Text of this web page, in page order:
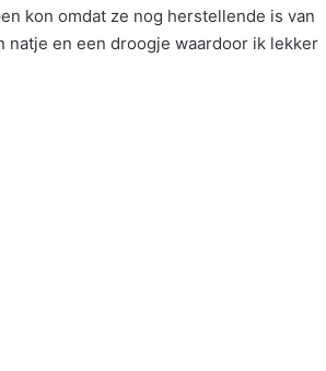
kon omdat ze nog herstellende is van
natje en een droogje waardoor ik lekker